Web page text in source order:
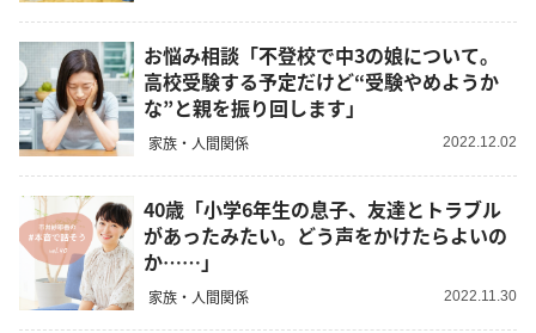
お悩み相談「不登校で中3の娘について。
高校受験する予定だけど“受験やめようか
な”と親を振り回します」
家族・人間関係 2022.12.02
40歳「小学6年生の息子、友達とトラブル
があったみたい。どう声をかけたらよいの
か……」
家族・人間関係 2022.11.30